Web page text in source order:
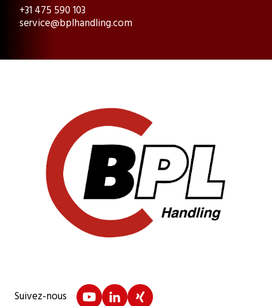
+31 475 590 103
service@bplhandling.com
Suivez-nous